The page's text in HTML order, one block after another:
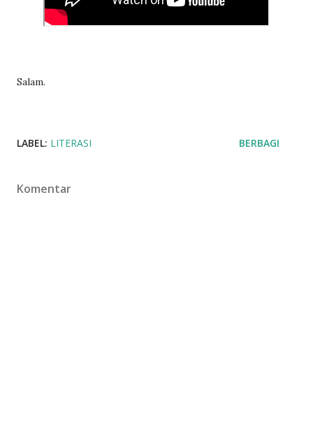
Salam.
LABEL: LITERASI BERBAGI
Komentar